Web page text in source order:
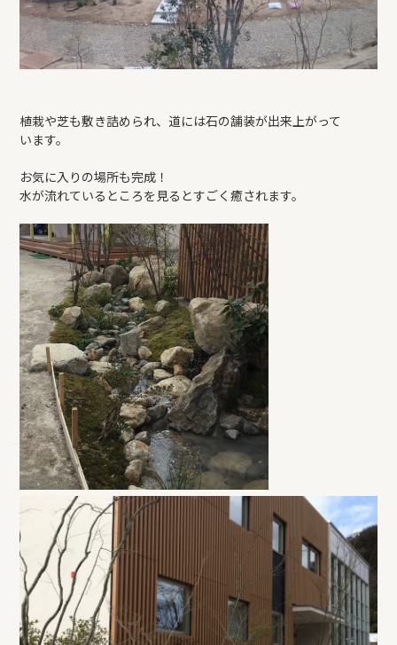
植栽や芝も敷き詰められ、道には石の舗装が出来上がって
います。
お気に入りの場所も完成！
水が流れているところを見るとすごく癒されます。